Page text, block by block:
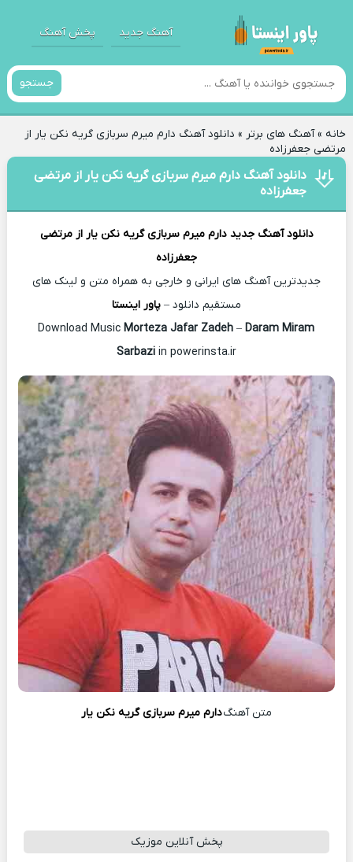
آهنگ جدید پخش آهنگ
جستجو
خانه»آهنگ های برتر » دانلود آهنگ دارم میرم سربازی گریه نکن یار از
مرتضی جعفرزاده
دانلود آهنگ دارم میرم سربازی گریه نکن یار از مرتضی
جعفرزاده
دانلود آهنگ جدید دارم میرم سربازی گریه نکن یار ازمرتضی
جعفرزاده
جدیدترین آهنگ های ایرانی و خارجی به همراه متن و لینک های
مستقیم دانلود – پاور اینستا
Morteza Jafar Zadeh – Daram Miram
Sarbazi in powerinsta.ir
متن آهنگدارم میرم سربازی گریه نکن یار
پخش آنلاین موزیک